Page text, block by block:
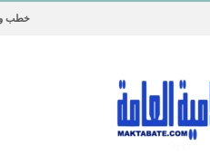
خطب و